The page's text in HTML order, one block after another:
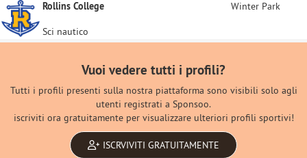
Rollins College
Winter Park
Sci nautico
Vuoi vedere tutti i profili?
Tutti i profili presenti sulla nostra piattaforma sono visibili solo agli
utenti registrati a Sponsoo.
iscriviti ora gratuitamente per visualizzare ulteriori profili sportivi!
ISCRVIVITI GRATUITAMENTE